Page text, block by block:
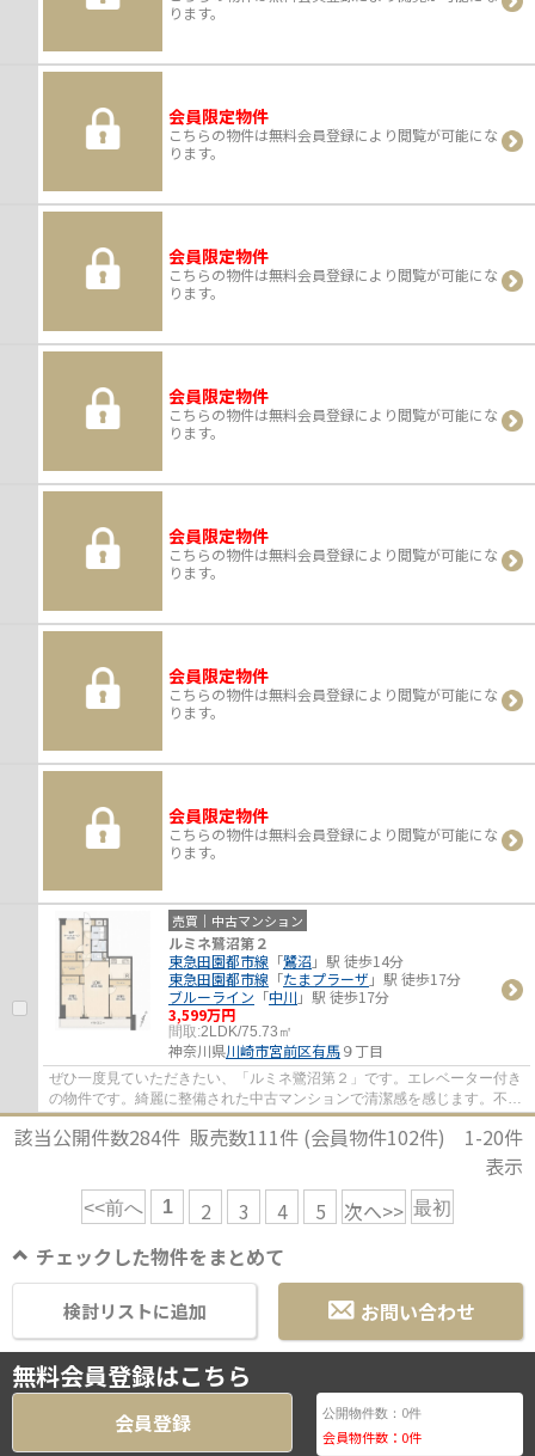
ります。
会員限定物件
こちらの物件は無料会員登録により閲覧が可能にな
ります。
会員限定物件
こちらの物件は無料会員登録により閲覧が可能にな
ります。
会員限定物件
こちらの物件は無料会員登録により閲覧が可能にな
ります。
会員限定物件
こちらの物件は無料会員登録により閲覧が可能にな
ります。
会員限定物件
こちらの物件は無料会員登録により閲覧が可能にな
ります。
会員限定物件
こちらの物件は無料会員登録により閲覧が可能にな
ります。
売買｜中古マンション
ルミネ鷺沼第２
東急田園都市線 「鷺沼」駅 徒歩14分
東急田園都市線 「たまプラーザ 」駅 徒歩17分
ブルーライン 「中川 」駅 徒歩17分
3,599万円
間取:2LDK/75.73㎡
神奈川県川崎市宮前区有馬９丁目
ぜひ一度見ていただきたい、「ルミネ鷺沼第２」です。エレベーター付き
の物件です。綺麗に整備された中古マンションで清潔感を感じます。不動
産購入は人生で一度あるかないかの大きな...
該当公開件数284件 販売数111件 (会員物件102件) 1-20件
表示
<<前へ 1 2 3 4 5 次へ>> 最初
チェックした物件をまとめて
お問い合わせ
検討リストに追加
無料会員登録はこちら
会員登録 公開物件数： 0件
会員物件数： 0件